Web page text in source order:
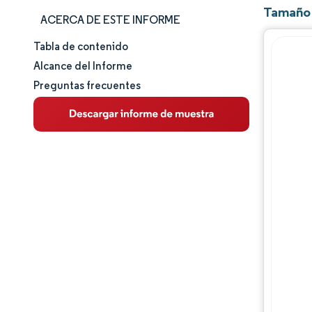
ACERCA DE ESTE INFORME
Tamaño y cuota de mercado
Análisis de mercado
Tendencias e ideas
Tabla de contenido
Alcance del Informe
Preguntas frecuentes